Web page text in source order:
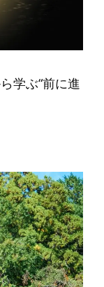
学ぶ“前に進